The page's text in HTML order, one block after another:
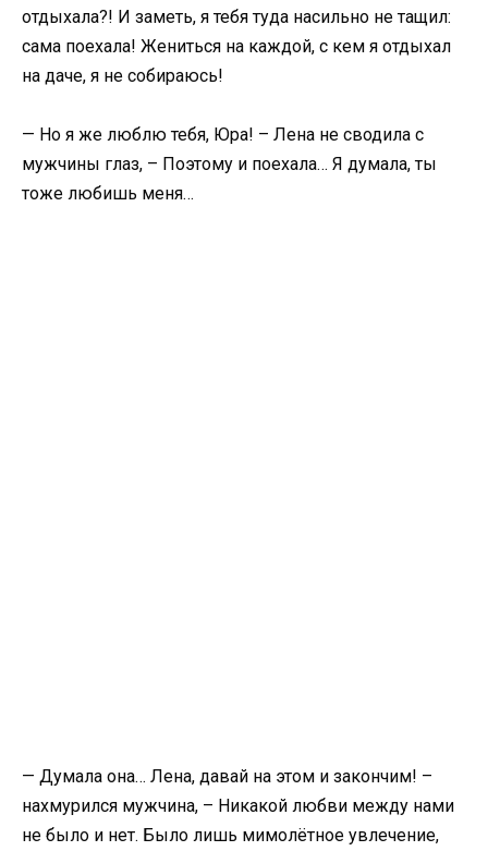
отдыхала?! И заметь, я тебя туда насильно не тащил:
сама поехала! Жениться на каждой, с кем я отдыхал
на даче, я не собираюсь!
— Но я же люблю тебя, Юра! – Лена не сводила с
мужчины глаз, – Поэтому и поехала… Я думала, ты
тоже любишь меня…
— Думала она… Лена, давай на этом и закончим! –
нахмурился мужчина, – Никакой любви между нами
не было и нет. Было лишь мимолётное увлечение,